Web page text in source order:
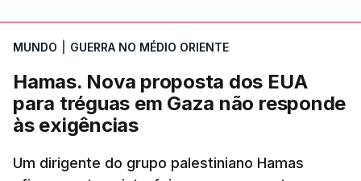
MUNDO GUERRA NO MÉDIO ORIENTE
Hamas. Nova proposta dos EUA
para tréguas em Gaza não responde
às exigências
Um dirigente do grupo palestiniano Hamas